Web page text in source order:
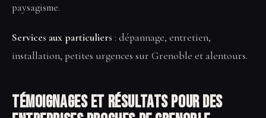
paysagisme.
Services aux particuliers : dépannage, entretien,
installation, petites urgences sur Grenoble et alentours.
Témoignages et résultats pour des